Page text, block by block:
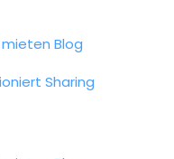
Blog
Sharing